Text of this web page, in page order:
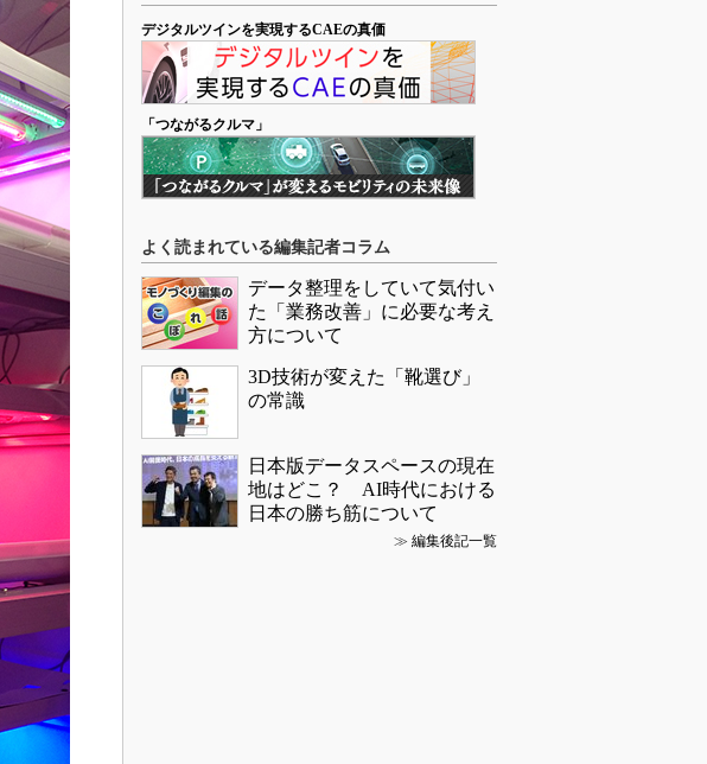
デジタルツインを実現するCAEの真価
「つながるクルマ」
よく読まれている編集記者コラム
データ整理をしていて気付い
た「業務改善」に必要な考え
方について
3D技術が変えた「靴選び」
の常識
日本版データスペースの現在
地はどこ？ AI時代における
日本の勝ち筋について
≫ 編集後記一覧